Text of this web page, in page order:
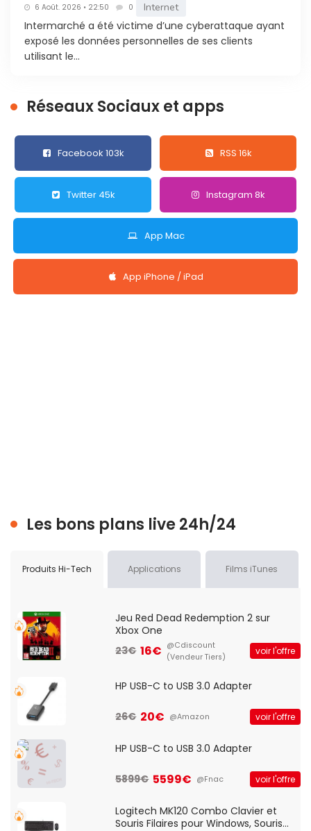
6 Août. 2026 • 22:50 0 Internet
Intermarché a été victime d’une cyberattaque ayant
exposé les données personnelles de ses clients
utilisant le...
Réseaux Sociaux et apps
Facebook 103k RSS 16k
Twitter 45k Instagram 8k
App Mac
App iPhone / iPad
Les bons plans live 24h/24
Produits Hi-Tech Applications Films iTunes
Jeu Red Dead Redemption 2 sur
Xbox One
23€ 16€ @Cdiscount
(Vendeur Tiers)
voir l'offre
HP USB-C to USB 3.0 Adapter
26€ 20€ @Amazon voir l'offre
HP USB-C to USB 3.0 Adapter
5899€ 5599€ @Fnac voir l'offre
Logitech MK120 Combo Clavier et
Souris Filaires pour Windows, Souris